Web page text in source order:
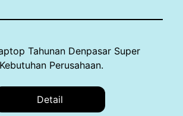
Tahunan Denpasar Super
Perusahaan.
Detail